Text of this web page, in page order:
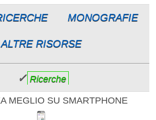
MONOGRAFIE
ALTRE RISORSE
✓ Ricerche
MEGLIO SU SMARTPHONE